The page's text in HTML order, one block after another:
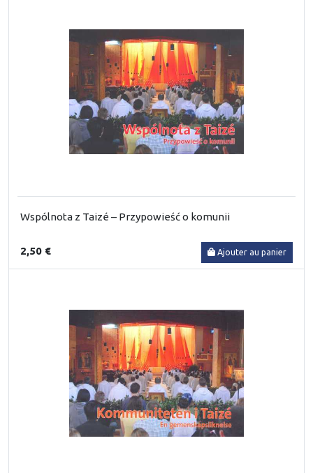
Wspólnota z Taizé – Przypowieść o komunii
2,50 € Ajouter au panier